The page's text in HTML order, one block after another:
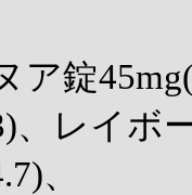
ア錠
、レイボ
、